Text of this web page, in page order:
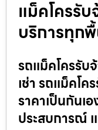
แม็คโครรับ
บริการทุก
รถแม็คโครรับ
เช่า รถแม็คโค
ราคาเป็นกันเ
ประสบการณ์